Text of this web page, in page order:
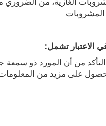
الاعتبار تشمل:
من أن المورد ذو سمعة
على مزيد من